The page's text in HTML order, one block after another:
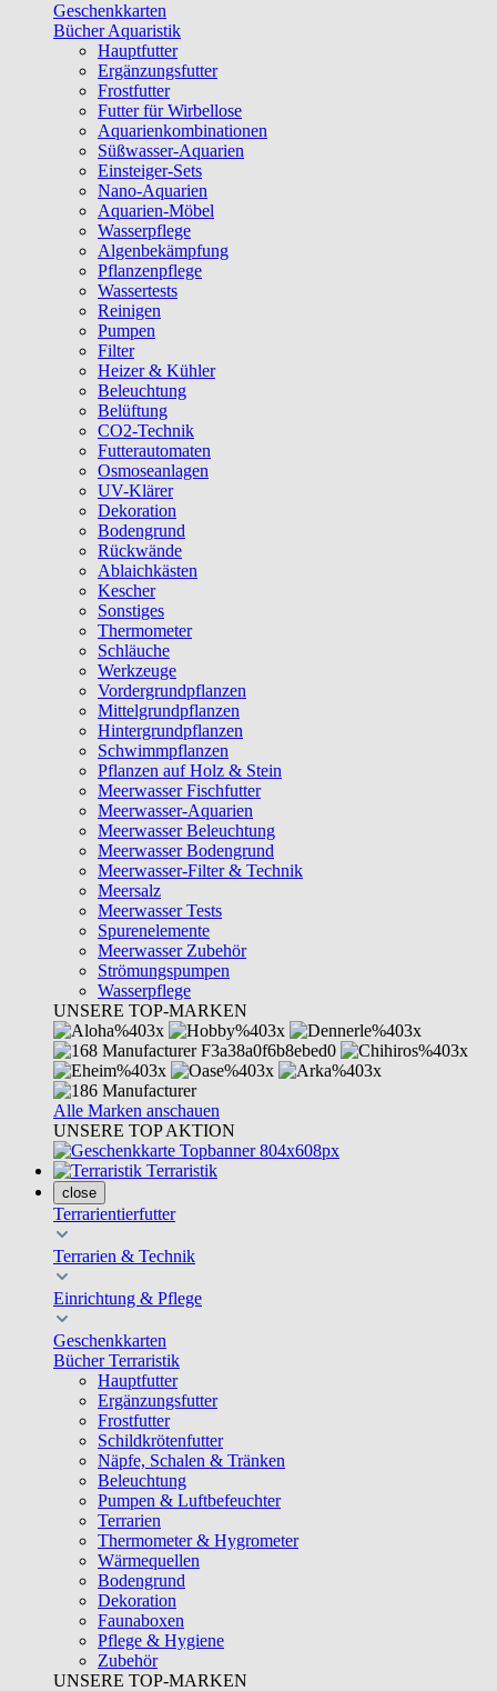
Geschenkkarten
Bücher Aquaristik
Hauptfutter
Ergänzungsfutter
Frostfutter
Futter für Wirbellose
Aquarienkombinationen
Süßwasser-Aquarien
Einsteiger-Sets
Nano-Aquarien
Aquarien-Möbel
Wasserpflege
Algenbekämpfung
Pflanzenpflege
Wassertests
Reinigen
Pumpen
Filter
Heizer & Kühler
Beleuchtung
Belüftung
CO2-Technik
Futterautomaten
Osmoseanlagen
UV-Klärer
Dekoration
Bodengrund
Rückwände
Ablaichkästen
Kescher
Sonstiges
Thermometer
Schläuche
Werkzeuge
Vordergrundpflanzen
Mittelgrundpflanzen
Hintergrundpflanzen
Schwimmpflanzen
Pflanzen auf Holz & Stein
Meerwasser Fischfutter
Meerwasser-Aquarien
Meerwasser Beleuchtung
Meerwasser Bodengrund
Meerwasser-Filter & Technik
Meersalz
Meerwasser Tests
Spurenelemente
Meerwasser Zubehör
Strömungspumpen
Wasserpflege
UNSERE TOP-MARKEN
Alle Marken anschauen
UNSERE TOP AKTION
Terraristik
close
Terrarientierfutter
Terrarien & Technik
Einrichtung & Pflege
Geschenkkarten
Bücher Terraristik
Hauptfutter
Ergänzungsfutter
Frostfutter
Schildkrötenfutter
Näpfe, Schalen & Tränken
Beleuchtung
Pumpen & Luftbefeuchter
Terrarien
Thermometer & Hygrometer
Wärmequellen
Bodengrund
Dekoration
Faunaboxen
Pflege & Hygiene
Zubehör
UNSERE TOP-MARKEN